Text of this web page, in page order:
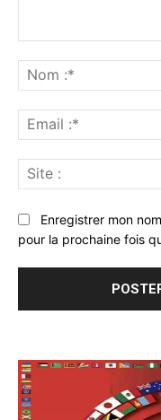
Enregistrer mon
pour la prochaine fois